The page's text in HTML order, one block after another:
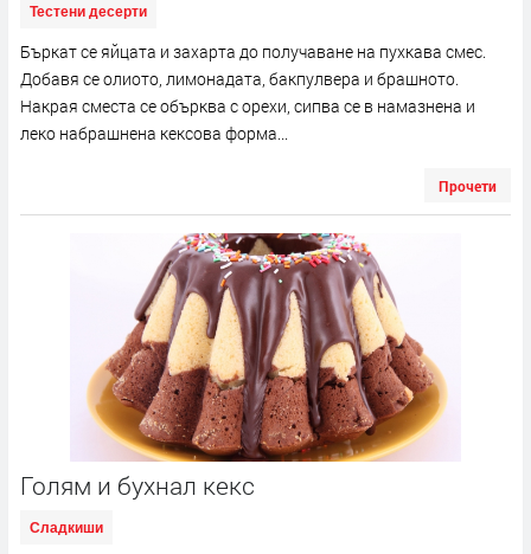
Тестени десерти
Бъркат се яйцата и захарта до получаване на пухкава смес.
Добавя се олиото, лимонадата, бакпулвера и брашното.
Накрая сместа се обърква с орехи, сипва се в намазнена и
леко набрашнена кексова форма...
Прочети
Голям и бухнал кекс
Сладкиши